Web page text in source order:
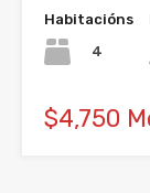
Habitacións
4
$4,750